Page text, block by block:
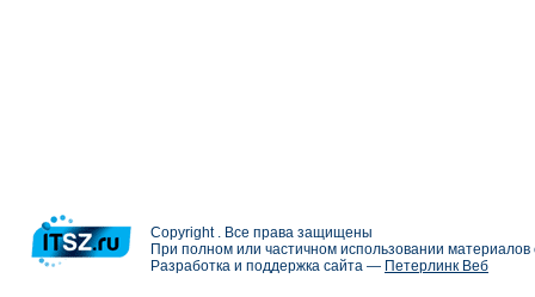
Copyright . Все права защищены
При полном или частичном использовании
Разработка и поддержка сайта — Петерлинк Веб